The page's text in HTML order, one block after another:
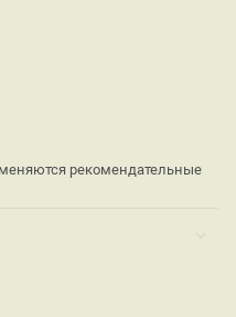
рекомендательные